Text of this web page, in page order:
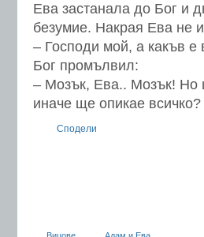
Ева застанала до Бог и
безумие. Накрая Ева не
– Господи мой, а какъв е
Бог промълвил:
– Мозък, Ева.. Мозък! Но
иначе ще опикае всичко?
Сподели